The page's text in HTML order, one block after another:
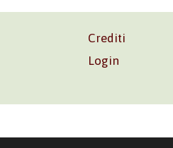
Crediti
Login